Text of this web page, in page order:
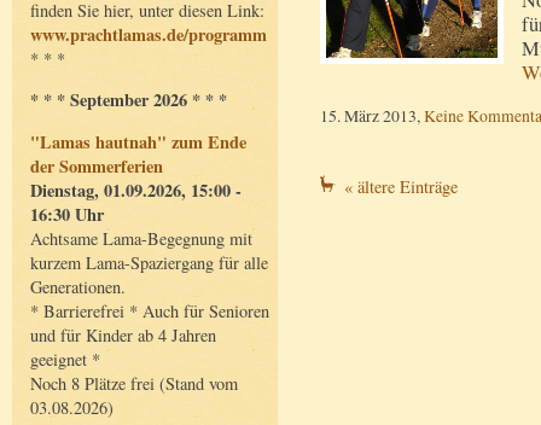
finden Sie hier, unter diesen Link:
www.prachtlamas.de/programm
* * *
* * * September 2026 * * *
"Lamas hautnah" zum Ende
der Sommerferien
Dienstag, 01.09.2026, 15:00 -
16:30 Uhr
Achtsame Lama-Begegnung mit
kurzem Lama-Spaziergang für alle
Generationen.
* Barrierefrei * Auch für Senioren
und für Kinder ab 4 Jahren
geeignet *
Noch 8 Plätze frei (Stand vom
03.08.2026)
15. März 2013, Keine
« ältere Einträge